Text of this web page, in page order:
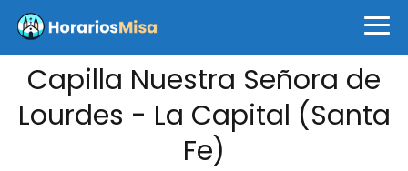
Capilla Nuestra Señora de
Lourdes - La Capital (Santa
Fe)